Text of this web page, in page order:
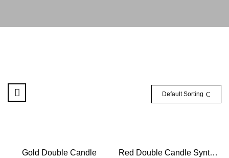
Default Sorting
Gold Double Candle
Red Double Candle Synthesis